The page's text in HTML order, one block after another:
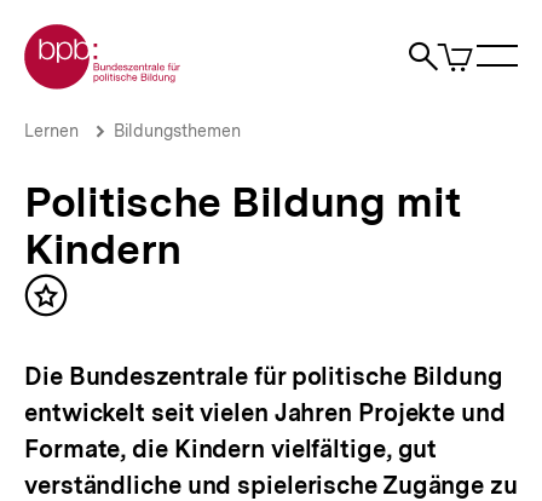
zum
Seiteninhalt
springen
Zur Startseite der bpb
Suche
Artikel
im
Politische
Kindern
bpb.de
Brotkrümelnavigation
Pfadnavigation
Lernen Bildungsthemen
Politische Bildung mit
Kindern
Inhalt
Die Bundeszentrale für politische Bildung
entwickelt seit vielen Jahren Projekte und
Formate, die Kindern vielfältige, gut
verständliche und spielerische Zugänge zu